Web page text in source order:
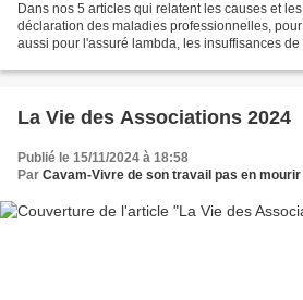
Dans nos 5 articles qui relatent les causes et
déclaration des maladies professionnelles,
aussi pour l'assuré lambda, les insuffisances
La Vie des Associations 2024
Publié le 15/11/2024 à 18:58
Par Cavam-Vivre de son travail pas en mourir